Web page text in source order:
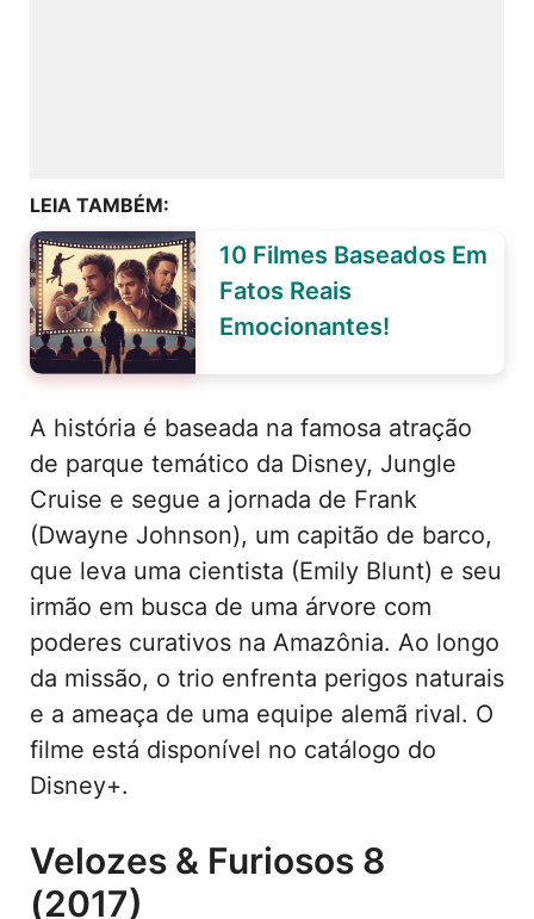
LEIA TAMBÉM:
10 Filmes Baseados Em
Fatos Reais
Emocionantes!
A história é baseada na famosa atração
de parque temático da Disney, Jungle
Cruise e segue a jornada de Frank
(Dwayne Johnson), um capitão de barco,
que leva uma cientista (Emily Blunt) e seu
irmão em busca de uma árvore com
poderes curativos na Amazônia. Ao longo
da missão, o trio enfrenta perigos naturais
e a ameaça de uma equipe alemã rival. O
filme está disponível no catálogo do
Disney+.
Velozes & Furiosos 8
(2017)